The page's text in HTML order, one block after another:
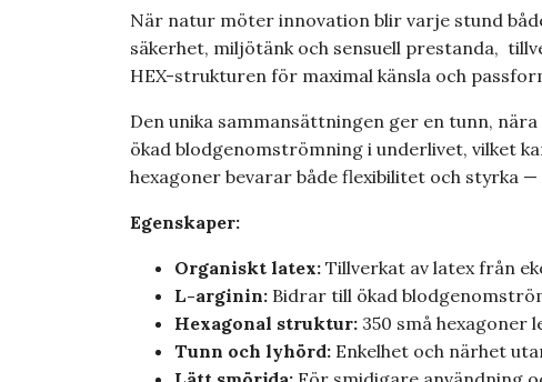
När natur möter innovation blir varje stund
säkerhet, miljötänk och sensuell prestanda,
HEX-strukturen för maximal känsla och
Den unika sammansättningen ger en tunn,
ökad blodgenomströmning i underlivet, vilket
hexagoner bevarar både flexibilitet och styrka
Egenskaper:
Organiskt latex: Tillverkat av latex från
L-arginin: Bidrar till ökad
Hexagonal struktur: 350 små hexagoner
Tunn och lyhörd: Enkelhet och närhet